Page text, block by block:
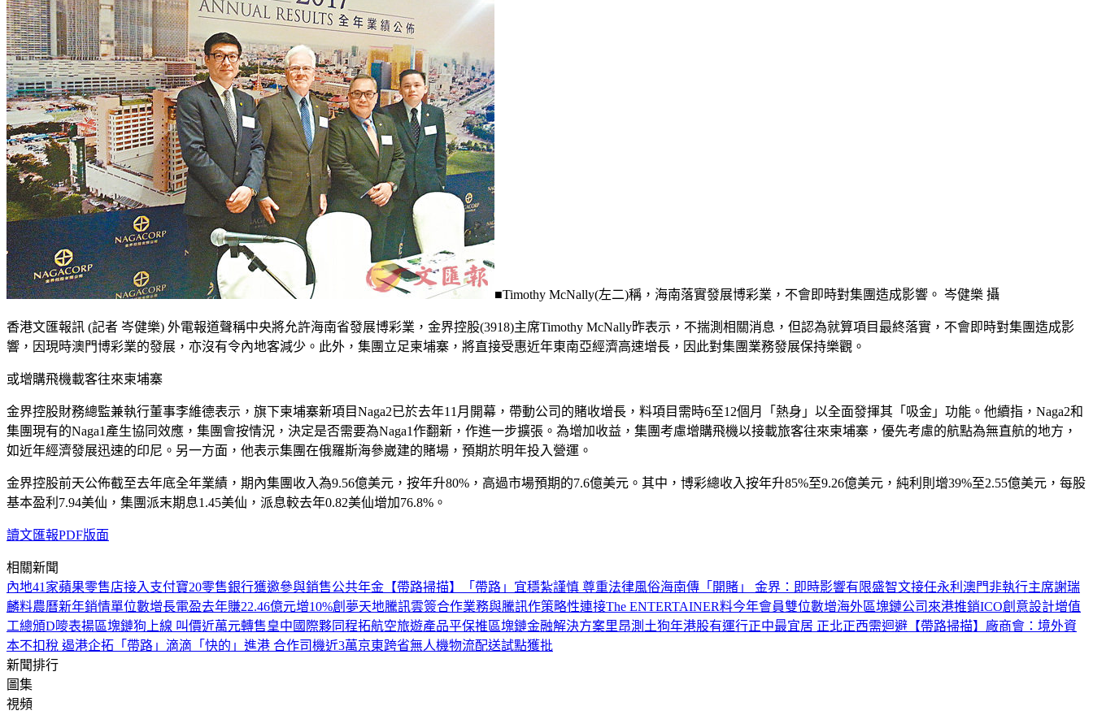
■Timothy McNally(左二)稱，海南落實發展博彩業，不會即時對集團造成影響。 岑健樂 攝
香港文匯報訊 (記者 岑健樂) 外電報道聲稱中央將允許海南省發展博彩業，金界控股(3918)主席Timothy McNally昨表示，不揣測相關消息，但認為就算項目最終落實，不會即時對集團造成影
響，因現時澳門博彩業的發展，亦沒有令內地客減少。此外，集團立足柬埔寨，將直接受惠近年東南亞經濟高速增長，因此對集團業務發展保持樂觀。
或增購飛機載客往來柬埔寨
金界控股財務總監兼執行董事李維德表示，旗下柬埔寨新項目Naga2已於去年11月開幕，帶動公司的賭收增長，料項目需時6至12個月「熱身」以全面發揮其「吸金」功能。他續指，Naga2和
集團現有的Naga1產生協同效應，集團會按情況，決定是否需要為Naga1作翻新，作進一步擴張。為增加收益，集團考慮增購飛機以接載旅客往來柬埔寨，優先考慮的航點為無直航的地方，
如近年經濟發展迅速的印尼。另一方面，他表示集團在俄羅斯海參崴建的賭場，預期於明年投入營運。
金界控股前天公佈截至去年底全年業績，期內集團收入為9.56億美元，按年升80%，高過市場預期的7.6億美元。其中，博彩總收入按年升85%至9.26億美元，純利則增39%至2.55億美元，每股
基本盈利7.94美仙，集團派末期息1.45美仙，派息較去年0.82美仙增加76.8%。
讀文匯報PDF版面
相關新聞
內地41家蘋果零售店接入支付寶20零售銀行獲邀參與銷售公共年金 【帶路掃描】「帶路」宜穩紮謹慎 尊重法律風俗海南傳「開賭」 金界：即時影響有限盛智文接任永利澳門非執行主席謝瑞
麟料農曆新年銷情單位數增長電盈去年賺22.46億元增10%創夢天地騰訊雲簽合作業務與騰訊作策略性連接The ENTERTAINER料今年會員雙位數增海外區塊鏈公司來港推銷ICO創意設計增值
工總頒D嘜表揚區塊鏈狗上線 叫價近萬元轉售皇中國際夥同程拓航空旅遊產品平保推區塊鏈金融解決方案里昂測土狗年港股有運行正中最宜居 正北正西需迴避 【帶路掃描】廠商會：境外資
本不扣稅 遏港企拓「帶路」 滴滴「快的」進港 合作司機近3萬京東跨省無人機物流配送試點獲批
新聞排行
圖集
視頻